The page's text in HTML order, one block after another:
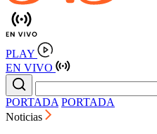
PLAY
EN VIVO
PORTADA PORTADA
Noticias